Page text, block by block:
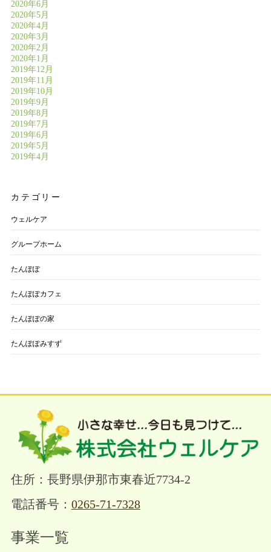
2020年6月
2020年5月
2020年4月
2020年3月
2020年2月
2020年1月
2019年12月
2019年11月
2019年10月
2019年9月
2019年8月
2019年7月
2019年6月
2019年5月
2019年4月
カテゴリー
ウェルケア
グループホーム
たんぽぽ
たんぽぽカフェ
たんぽぽの家
たんぽぽみすず
住所：長野県伊那市東春近7734-2
電話番号： 0265-71-7328
事業一覧